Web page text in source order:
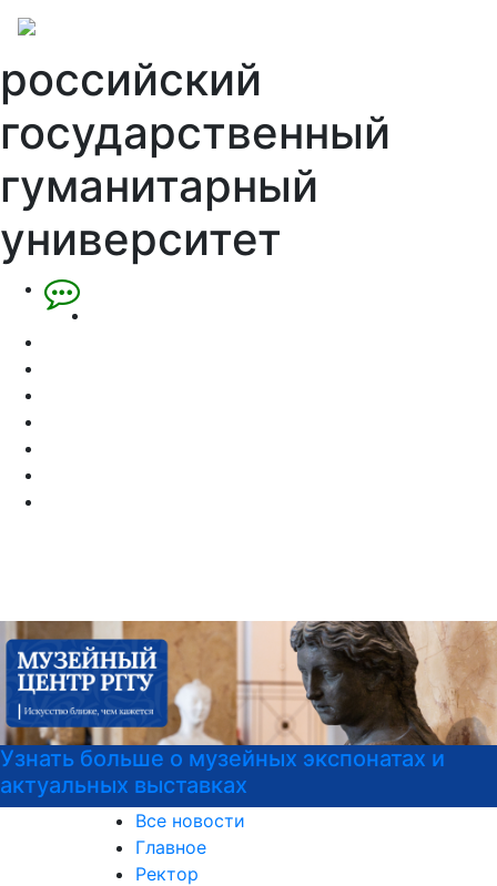
российский
государственный
гуманитарный
университет
Курсы немецкого языка
Все новости
Главное
Ректор